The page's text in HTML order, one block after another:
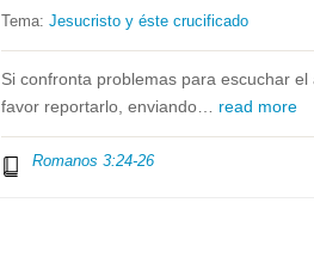
Tema: Jesucristo y éste crucificado
Si confronta problemas para escuchar el
favor reportarlo, enviando… read more
Romanos 3:24-26